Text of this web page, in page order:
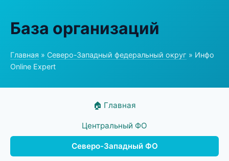
База организаций
Главная » Северо-Западный федеральный округ » Инфо
Online Expert
🏠 Главная
Центральный ФО
Северо-Западный ФО